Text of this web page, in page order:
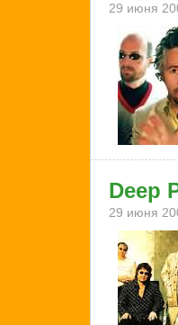
29 июня
Deep
29 июня